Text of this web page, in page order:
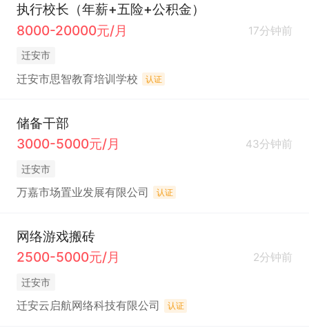
执行校长（年薪+五险+公积金）
8000-20000元/月
17分钟前
迁安市
迁安市思智教育培训学校 认证
储备干部
3000-5000元/月
43分钟前
迁安市
万嘉市场置业发展有限公司 认证
网络游戏搬砖
2500-5000元/月
2分钟前
迁安市
迁安云启航网络科技有限公司 认证